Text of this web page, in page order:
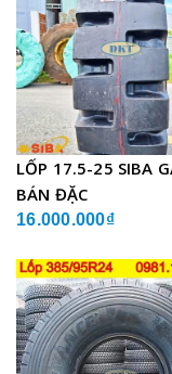
LỐP 17.5-25 SIBA
BÁN ĐẶC
16.000.000₫